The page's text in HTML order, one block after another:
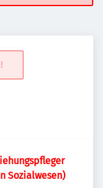
Sozialwesen)